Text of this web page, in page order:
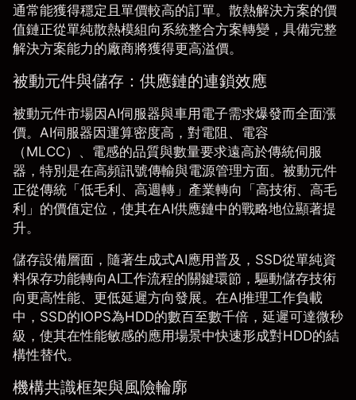
通常能獲得穩定且單價較高的訂單。散熱解決方案的價
值鏈正從單純散熱模組向系統整合方案轉變，具備完整
解決方案能力的廠商將獲得更高溢價。
被動元件與儲存：供應鏈的連鎖效應
被動元件市場因AI伺服器與車用電子需求爆發而全面漲
價。AI伺服器因運算密度高，對電阻、電容
（MLCC）、電感的品質與數量要求遠高於傳統伺服
器，特別是在高頻訊號傳輸與電源管理方面。被動元件
正從傳統「低毛利、高週轉」產業轉向「高技術、高毛
利」的價值定位，使其在AI供應鏈中的戰略地位顯著提
升。
儲存設備層面，隨著生成式AI應用普及，SSD從單純資
料保存功能轉向AI工作流程的關鍵環節，驅動儲存技術
向更高性能、更低延遲方向發展。在AI推理工作負載
中，SSD的IOPS為HDD的數百至數千倍，延遲可達微秒
級，使其在性能敏感的應用場景中快速形成對HDD的結
構性替代。
機構共識框架與風險輪廓